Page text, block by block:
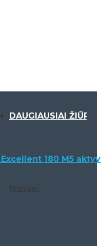
DAUGIAUSIAI
180 M5
Palyginti